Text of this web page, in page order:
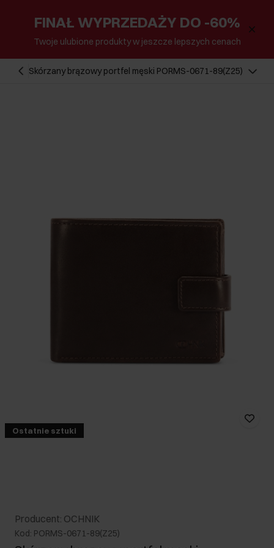
FINAŁ WYPRZEDAŻY DO -60%
Twoje ulubione produkty w jeszcze lepszych cenach
Skórzany brązowy portfel męski PORMS-0671-89(Z25)
Ostatnie sztuki
Producent: OCHNIK
Kod: PORMS-0671-89(Z25)